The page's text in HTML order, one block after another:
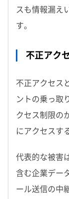
スも情報漏え
す。
不正アク
不正アクセス
ントの乗っ取
クセス制限の
にアクセスす
代表的な被害
含む企業デー
ール送信の中